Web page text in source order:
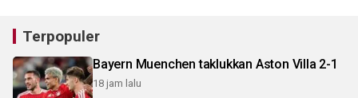
Terpopuler
Bayern Muenchen taklukkan Aston Villa 2-1
18 jam lalu